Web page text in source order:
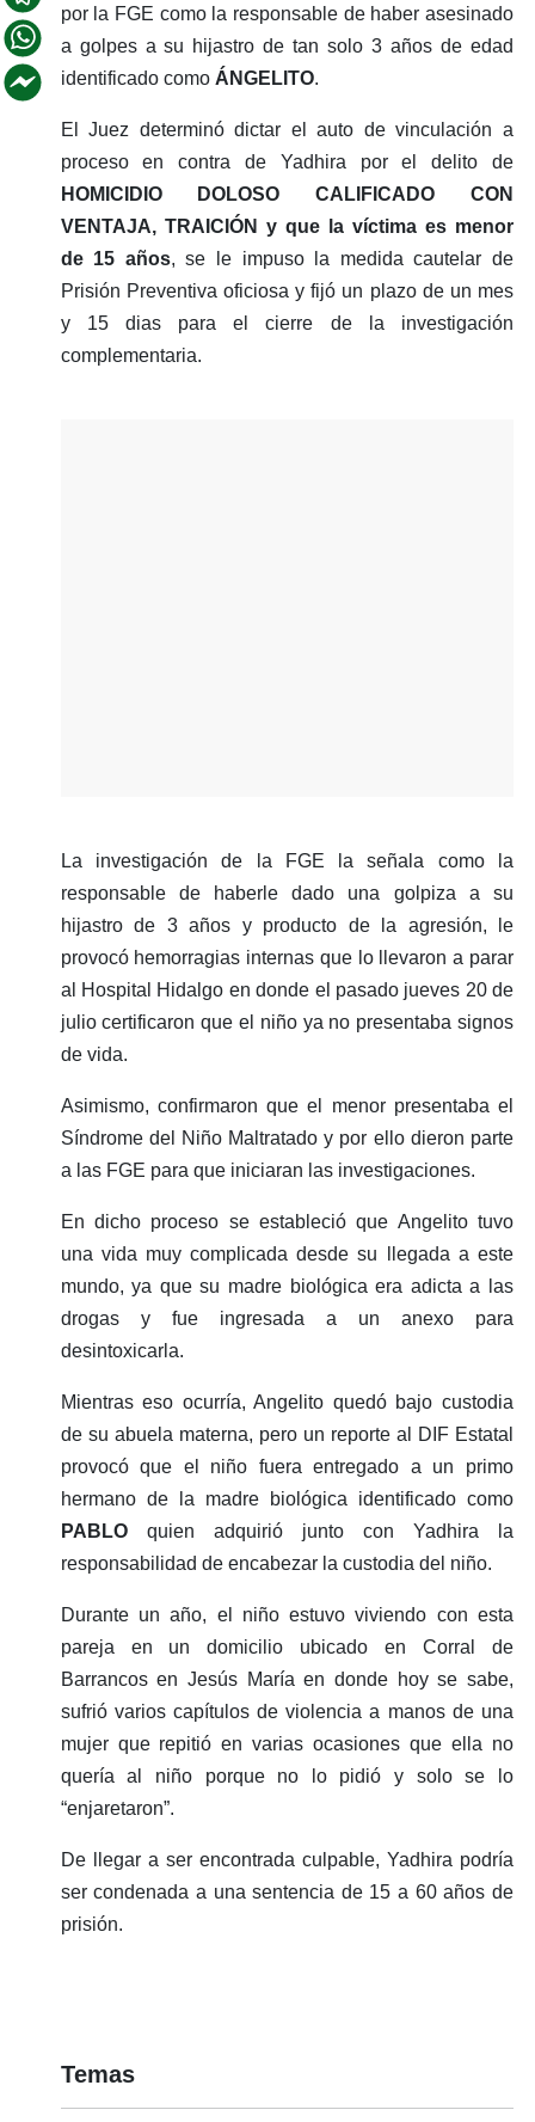
por la FGE como la responsable de haber asesinado
a golpes a su hijastro de tan solo 3 años de edad
identificado como ÁNGELITO.
El Juez determinó dictar el auto de vinculación a
proceso en contra de Yadhira por el delito de
HOMICIDIO DOLOSO CALIFICADO CON
VENTAJA, TRAICIÓN y que la víctima es menor
de 15 años, se le impuso la medida cautelar de
Prisión Preventiva oficiosa y fijó un plazo de un mes
y 15 dias para el cierre de la investigación
complementaria.
La investigación de la FGE la señala como la
responsable de haberle dado una golpiza a su
hijastro de 3 años y producto de la agresión, le
provocó hemorragias internas que lo llevaron a parar
al Hospital Hidalgo en donde el pasado jueves 20 de
julio certificaron que el niño ya no presentaba signos
de vida.
Asimismo, confirmaron que el menor presentaba el
Síndrome del Niño Maltratado y por ello dieron parte
a las FGE para que iniciaran las investigaciones.
En dicho proceso se estableció que Angelito tuvo
una vida muy complicada desde su llegada a este
mundo, ya que su madre biológica era adicta a las
drogas y fue ingresada a un anexo para
desintoxicarla.
Mientras eso ocurría, Angelito quedó bajo custodia
de su abuela materna, pero un reporte al DIF Estatal
provocó que el niño fuera entregado a un primo
hermano de la madre biológica identificado como
PABLOquien adquirió junto con Yadhira la
responsabilidad de encabezar la custodia del niño.
Durante un año, el niño estuvo viviendo con esta
pareja en un domicilio ubicado en Corral de
Barrancos en Jesús María en donde hoy se sabe,
sufrió varios capítulos de violencia a manos de una
mujer que repitió en varias ocasiones que ella no
quería al niño porque no lo pidió y solo se lo
“enjaretaron”.
De llegar a ser encontrada culpable, Yadhira podría
ser condenada a una sentencia de 15 a 60 años de
prisión.
Temas